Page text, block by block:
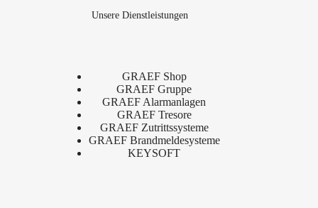
Unsere Dienstleistungen
GRAEF Shop
GRAEF Gruppe
GRAEF Alarmanlagen
GRAEF Tresore
GRAEF Zutrittssysteme
GRAEF Brandmeldesysteme
KEYSOFT